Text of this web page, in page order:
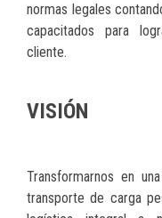
normas legales
capacitados para
cliente.
VISIÓN
Transformarnos en
transporte de carga